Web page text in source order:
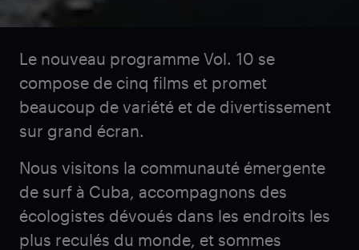
Le nouveau programme Vol. 10 se
compose de cinq films et promet
beaucoup de variété et de divertissement
sur grand écran.
Nous visitons la communauté émergente
de surf à Cuba, accompagnons des
écologistes dévoués dans les endroits les
plus reculés du monde, et sommes